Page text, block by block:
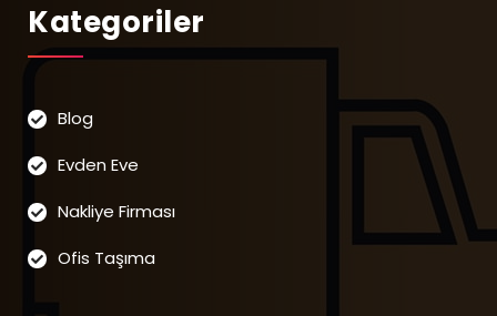
Kategoriler
Blog
Evden Eve
Nakliye Firması
Ofis Taşıma